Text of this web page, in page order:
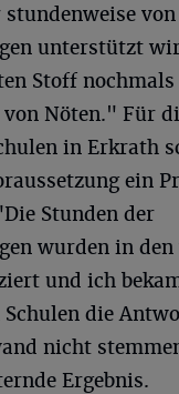
unterstützt
Stoff
Nöten." Für
in Erkrath
ein
Stunden der
wurden in den
und ich
Schulen die
nicht
Ergebnis.